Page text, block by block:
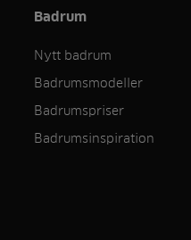
Badrum
Nytt badrum
Badrumsmodeller
Badrumspriser
Badrumsinspiration